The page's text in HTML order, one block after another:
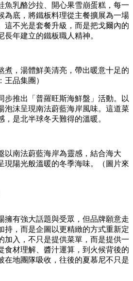
魚乳酪沙拉、開心果雪崩蛋糕，每一
為底，將鐵板料理從主餐擴展為一場
這不光是套餐升級，而是把戈爾內的
年建立的鐵板職人精神。
煮，湯體鮮美清亮，帶出暖意十足的
品集團）
步推出「普羅旺斯海鮮盤」活動。以
泡沫呈現南法蔚藍海岸風味。這道菜
是北半球冬天難得的溫暖。
以南法蔚藍海岸為靈感，結合海大
現陽光般溫暖的冬季海味。（圖片來
擁有強大話題與受眾，但品牌願意走
持，而是企圖以更精緻的方式重新定
加入，不只是提供菜單，而是提供一
食材理解、醬汁運算，到火候背後的
在地團隊吸收，往後的夏慕尼不只是